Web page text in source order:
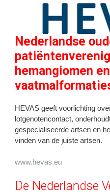
Nederlandse
hemangiomen en
HEVAS geeft voorlichting
lotgenotencontact,
gespecialiseerde artsen en
vinden van de juiste artsen.
www.hevas.eu
De Nederlandse